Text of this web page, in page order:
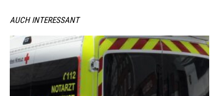
AUCH INTERESSANT